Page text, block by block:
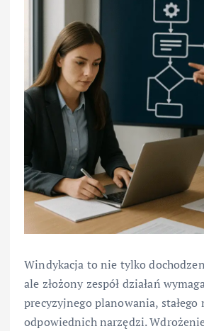
Windykacja to nie tylko
ale złożony zespół działań
precyzyjnego planowania,
odpowiednich narzędzi.